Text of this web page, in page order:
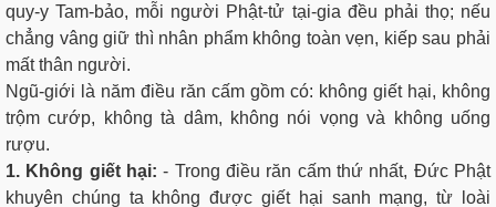
quy-y Tam-bảo, mỗi người Phật-tử tại-gia đều phải thọ; nếu
chẳng vâng giữ thì nhân phẩm không toàn vẹn, kiếp sau phải
mất thân người.
Ngũ-giới là năm điều răn cấm gồm có: không giết hại, không
trộm cướp, không tà dâm, không nói vọng và không uống
rượu.
1. Không giết hại: - Trong điều răn cấm thứ nhất, Đức Phật
khuyên chúng ta không được giết hại sanh mạng, từ loài